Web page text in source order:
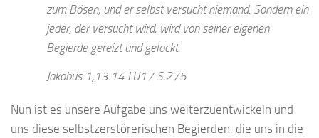
zum Bösen, und er selbst versucht niemand. Sondern ein
jeder, der versucht wird, wird von seiner eigenen
Begierde gereizt und gelockt.
Jakobus 1,13.14 LU17 S.275
Nun ist es unsere Aufgabe uns weiterzuentwickeln und
uns diese selbstzerstörerischen Begierden, die uns in die